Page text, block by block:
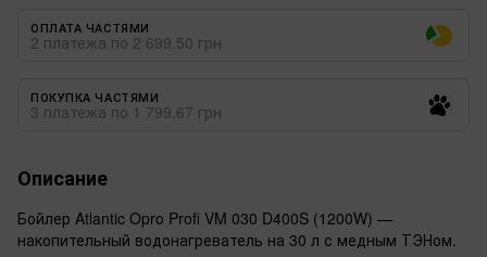
ОПЛАТА ЧАСТЯМИ
2 платежа по 2 699.50 грн
ПОКУПКА ЧАСТЯМИ
3 платежа по 1 799.67 грн
Описание
Бойлер Atlantic Opro Profi VM 030 D400S (1200W) —
накопительный водонагреватель на 30 л с медным ТЭНом.